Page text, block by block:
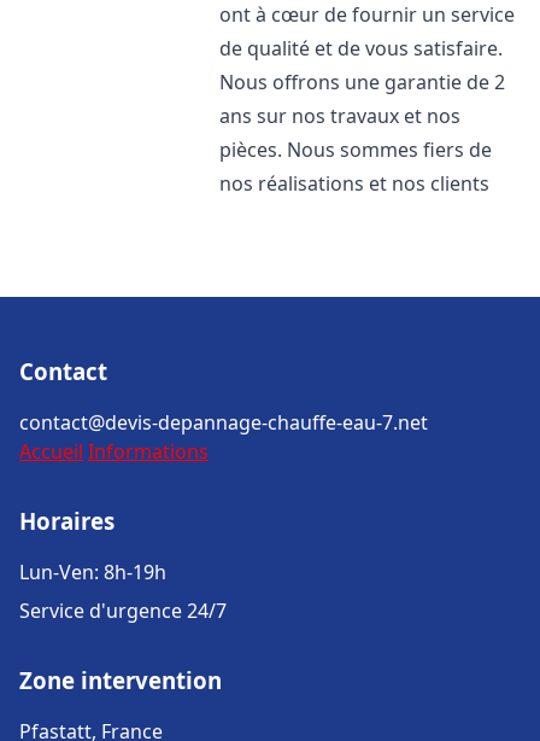
ont à cœur de fournir un service
de qualité et de vous satisfaire.
Nous offrons une garantie de 2
ans sur nos travaux et nos
pièces. Nous sommes fiers de
nos réalisations et nos clients
Contact
contact@devis-depannage-chauffe-eau-7.net
Accueil Informations
Horaires
Lun-Ven: 8h-19h
Service d'urgence 24/7
Zone intervention
Pfastatt, France